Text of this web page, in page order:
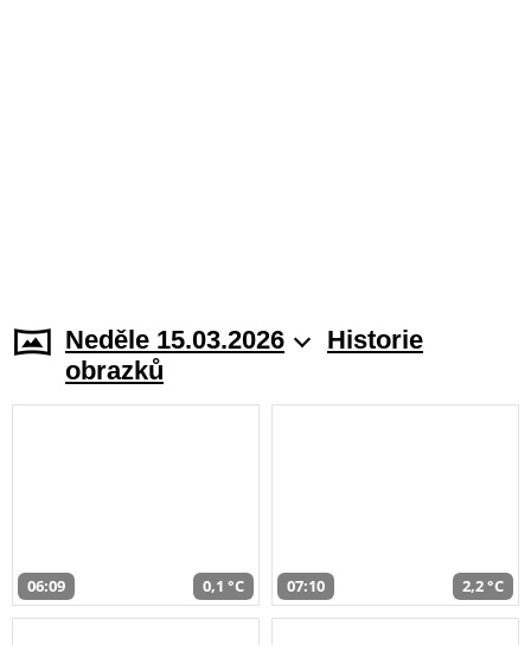
Neděle 15.03.2026
Historie
obrazků
06:09 0,1 °C 07:10 2,2 °C